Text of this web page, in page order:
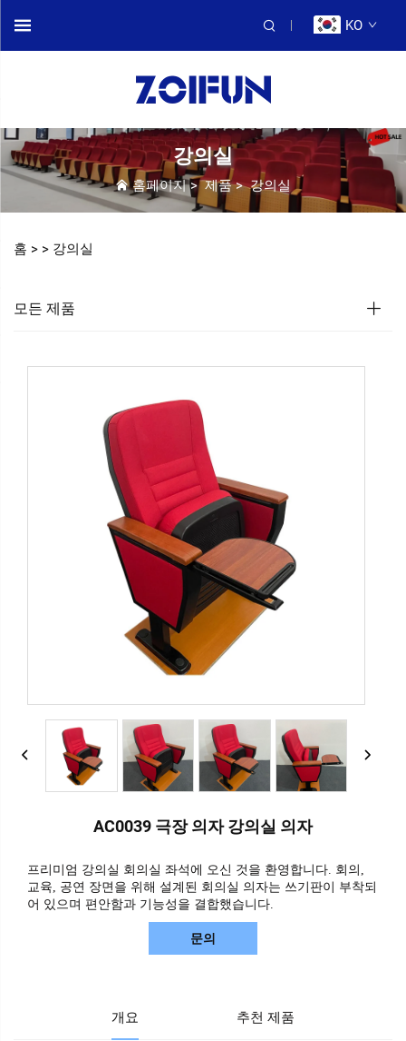
KO
강의실
홈페이지>제품>강의실
홈 > > 강의실
모든 제품
AC0039 극장 의자 강의실 의자
프리미엄 강의실 회의실 좌석에 오신 것을 환영합니다. 회의,
교육, 공연 장면을 위해 설계된 회의실 의자는 쓰기판이 부착되
어 있으며 편안함과 기능성을 결합했습니다.
문의
개요 추천 제품